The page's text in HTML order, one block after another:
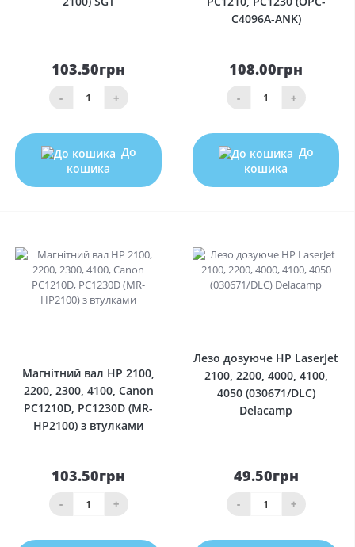
103.50грн
- +
До
кошика
C4096A-ANK)
108.00грн
- +
До
кошика
Магнітний вал HP 2100,
2200, 2300, 4100, Canon
PC1210D, PC1230D (MR-
HP2100) з втулками
103.50грн
- +
Лезо дозуюче HP LaserJet
2100, 2200, 4000, 4100,
4050 (030671/DLC)
Delacamp
49.50грн
- +